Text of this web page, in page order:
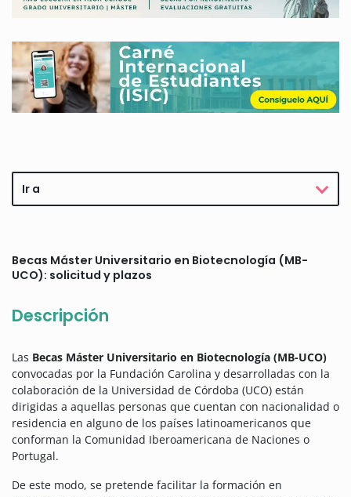
Ir a
Becas Máster Universitario en Biotecnología (MB-
UCO): solicitud y plazos
Descripción
Las Becas Máster Universitario en Biotecnología (MB-UCO)
convocadas por la Fundación Carolina y desarrolladas con la
colaboración de la Universidad de Córdoba (UCO) están
dirigidas a aquellas personas que cuentan con nacionalidad o
residencia en alguno de los países latinoamericanos que
conforman la Comunidad Iberoamericana de Naciones o
Portugal.
De este modo, se pretende facilitar la formación en